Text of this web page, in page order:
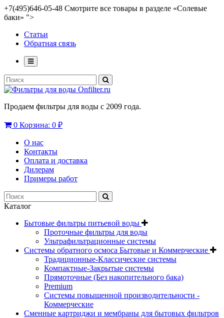
+7(495)646-05-48 Смотрите все товары в разделе «Солевые
баки» ">
Статьи
Обратная связь
Продаем фильтры для воды с 2009 года.
0 Корзина: 0 ₽
О нас
Контакты
Оплата и доставка
Дилерам
Примеры работ
Каталог
Бытовые фильтры питьевой воды
Проточные фильтры для воды
Ультрафильтрационные системы
Системы обратного осмоса Бытовые и Коммерческие
Традиционные-Классические системы
Компактные-Закрытые системы
Прямоточные (Без накопительного бака)
Premium
Системы повышенной производительности -
Коммерческие
Сменные картриджи и мембраны для бытовых фильтров